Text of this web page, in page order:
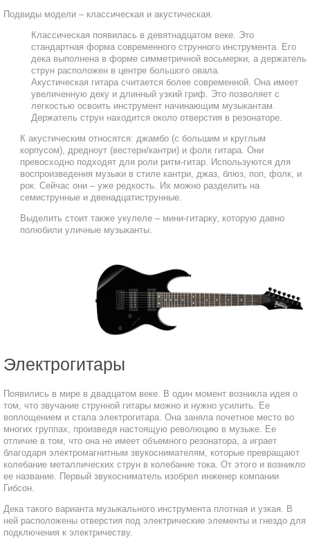
Подвиды модели – классическая и акустическая.
Классическая появилась в девятнадцатом веке. Это
стандартная форма современного струнного инструмента. Его
дека выполнена в форме симметричной восьмерки, а держатель
струн расположен в центре большого овала.
Акустическая гитара считается более современной. Она имеет
увеличенную деку и длинный узкий гриф. Это позволяет с
легкостью освоить инструмент начинающим музыкантам.
Держатель струн находится около отверстия в резонаторе.
К акустическим относятся: джамбо (с большим и круглым
корпусом), дредноут (вестерн/кантри) и фолк гитара. Они
превосходно подходят для роли ритм-гитар. Используются для
воспроизведения музыки в стиле кантри, джаз, блюз, поп, фолк, и
рок. Сейчас они – уже редкость. Их можно разделить на
семиструнные и двенадцатиструнные.
Выделить стоит также укулеле – мини-гитарку, которую давно
полюбили уличные музыканты.
Электрогитары
Появились в мире в двадцатом веке. В один момент возникла идея о
том, что звучание струнной гитары можно и нужно усилить. Ее
воплощением и стала электрогитара. Она заняла почетное место во
многих группах, произведя настоящую революцию в музыке. Ее
отличие в том, что она не имеет объемного резонатора, а играет
благодаря электромагнитным звукоснимателям, которые превращают
колебание металлических струн в колебание тока. От этого и возникло
ее название. Первый звукосниматель изобрел инженер компании
Гибсон.
Дека такого варианта музыкального инструмента плотная и узкая. В
ней расположены отверстия под электрические элементы и гнездо для
подключения к электричеству.